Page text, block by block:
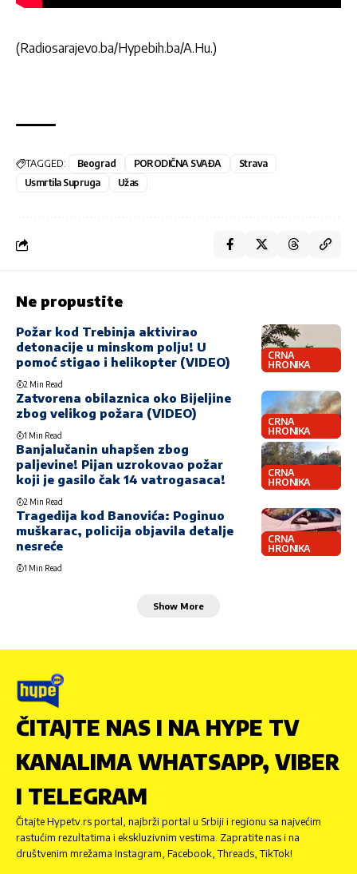
(Radiosarajevo.ba/Hypebih.ba/A.Hu.)
TAGGED: Beograd PORODIČNA SVAĐA
Strava
Usmrtila Supruga
Užas
Ne propustite
CRNA
HRONIKA
Požar kod Trebinja aktivirao
detonacije u minskom polju! U
pomoć stigao i helikopter (VIDEO)
2 Min Read
CRNA
HRONIKA
Zatvorena obilaznica oko Bijeljine
zbog velikog požara (VIDEO)
1 Min Read
CRNA
HRONIKA
Banjalučanin uhapšen zbog
paljevine! Pijan uzrokovao požar
koji je gasilo čak 14 vatrogasaca!
2 Min Read
CRNA
HRONIKA
Tragedija kod Banovića: Poginuo
muškarac, policija objavila detalje
nesreće
1 Min Read
Show More
ČITAJTE NAS I NA HYPE TV
KANALIMA WHATSAPP, VIBER
I TELEGRAM
Čitajte Hypetv.rs portal, najbrži portal u Srbiji i regionu sa najvećim
rastućim rezultatima i ekskluzivnim vestima. Zapratite nas i na
društvenim mrežama Instagram, Facebook, Threads, TikTok!